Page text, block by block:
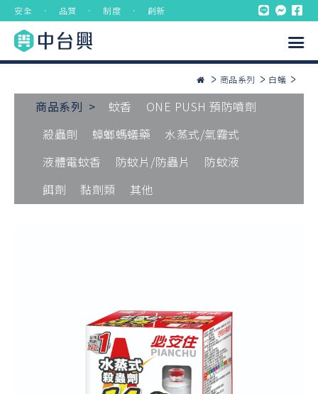
安全 ． 品質 ． 制度 ． 創新
商品系列 白蟻
商品系列 > 蚊香
ONE PUSH 預防噴劑
殺蟲劑
蟑螂螞蟻藥
水蒸式/氣霧式
液體電蚊香
防蚊片/防蟲片
防蚊液
餌劑
黏劑類 其他